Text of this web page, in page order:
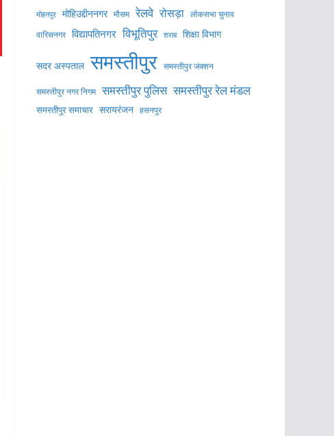
मोहनपुर मोहिउद्दीननगर मौसम रेलवे रोसड़ा लोकसभा चुनाव
वारिसनगर विद्यापतिनगर विभूतिपुर शराब शिक्षा विभाग
सदर अस्पताल समस्तीपुर समस्तीपुर जंक्शन
समस्तीपुर नगर निगम समस्तीपुर पुलिस समस्तीपुर रेल मंडल
समस्तीपुर समाचार सरायरंजन हसनपुर